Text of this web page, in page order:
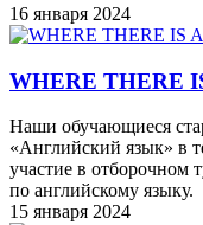
16 января 2024
WHERE THERE
Наши обучающиеся
«Английский язык» в
участие в
по английскому языку.
15 января 2024